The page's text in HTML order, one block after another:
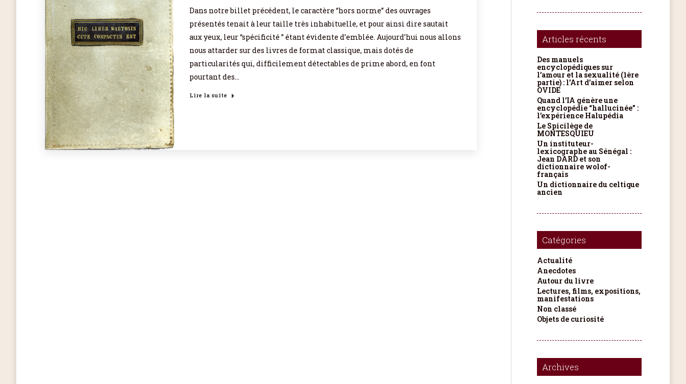
Dans notre billet précédent, le caractère “hors norme” des ouvrages
présentés tenait à leur taille très inhabituelle, et pour ainsi dire sautait
aux yeux, leur “spécificité ” étant évidente d’emblée. Aujourd’hui nous allons
nous attarder sur des livres de format classique, mais dotés de
particularités qui, difficilement détectables de prime abord, en font
pourtant des…
Lire la suite
Articles récents
Des manuels
encyclopédiques sur
l’amour et la sexualité (1ère
partie) : l’Art d’aimer selon
OVIDE
Quand l’IA génère une
encyclopédie “hallucinée” :
l’expérience Halupédia
Le Spicilège de
MONTESQUIEU
Un instituteur-
lexicographe au Sénégal :
Jean DARD et son
dictionnaire wolof-
français
Un dictionnaire du celtique
ancien
Catégories
Actualité
Anecdotes
Autour du livre
Lectures, films, expositions,
manifestations
Non classé
Objets de curiosité
Archives